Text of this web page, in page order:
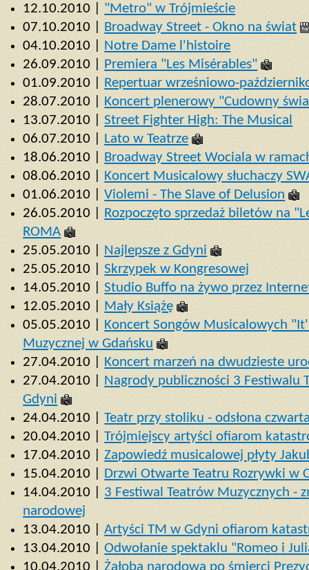
12.10.2010 | "Metro" w Trójmieście
07.10.2010 | Broadway Street - Okno na świat
04.10.2010 | Notre Dame l'histoire
26.09.2010 | Premiera "Les Misérables"
01.09.2010 | Repertuar wrześniowo-
28.07.2010 | Koncert plenerowy "Cudowny
13.07.2010 |Street Fighter High: The Musical
06.07.2010 | Lato w Teatrze
18.06.2010 | Broadway Street Wociala w
08.06.2010 | Koncert Musicalowy słuchaczy
01.06.2010 |Violemi - The Slave of Delusion
26.05.2010 | Rozpoczęto sprzedaż biletów na
ROMA
25.05.2010 | Najlepsze z Gdyni
25.05.2010 |Skrzypek w Kongresowej
14.05.2010 |Studio Buffo na żywo przez
12.05.2010 | Mały Książę
05.05.2010 | Koncert Songów Musicalowych
Muzycznej w Gdańsku
27.04.2010 | Koncert marzeń na dwudzieste
27.04.2010 | Nagrody publiczności 3 Festiwalu
Gdyni
24.04.2010 |Teatr przy stoliku - odsłona
20.04.2010 |Trójmiejscy artyści ofiarom
17.04.2010 |Zapowiedź musicalowej płyty
15.04.2010 | Drzwi Otwarte Teatru Rozrywki w
14.04.2010 | 3 Festiwal Teatrów Muzycznych -
narodowej
13.04.2010 |Artyści TM w Gdyni ofiarom
13.04.2010 |Odwołanie spektaklu "Romeo i
10.04.2010 |Żałoba narodowa po śmierci